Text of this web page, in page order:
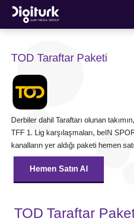
TOD Taraftar Paketi
Derbiler dahil Taraftarı olunan
TFF 1. Lig karşılaşmaları, beIN
kanalların yer aldığı paketi hemen
Hemen Satın Al
TOD Taraftar